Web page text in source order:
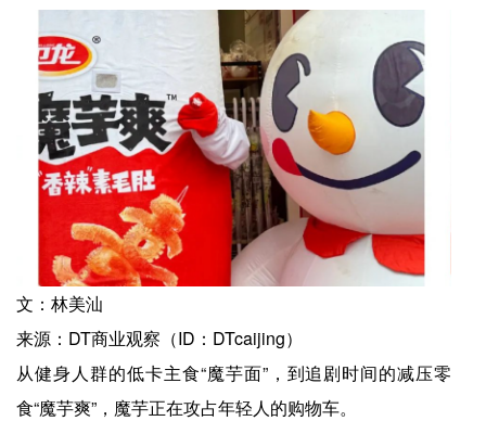
文：林美汕
来源：DT商业观察（ID：DTcaijing）
从健身人群的低卡主食“魔芋面”，到追剧时间的减压零
食“魔芋爽”，魔芋正在攻占年轻人的购物车。